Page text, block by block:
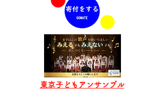
東京子どもアンサンブル